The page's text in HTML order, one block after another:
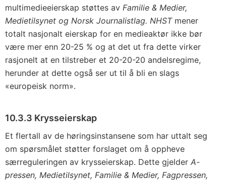
multimedieeierskap støttes av Familie & Medier,
Medietilsynet og Norsk Journalistlag. NHST mener
totalt nasjonalt eierskap for en medieaktør ikke bør
være mer enn 20-25 % og at det ut fra dette virker
rasjonelt at en tilstreber et 20-20-20 andelsregime,
herunder at dette også ser ut til å bli en slags
«europeisk norm».
10.3.3 Krysseierskap
Et flertall av de høringsinstansene som har uttalt seg
om spørsmålet støtter forslaget om å oppheve
særreguleringen av krysseierskap. Dette gjelder A-
pressen, Medietilsynet, Familie & Medier, Fagpressen,